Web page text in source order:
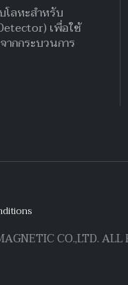
โลหะสำหรับ
เพื่อใช้
ากกระบวนการ
CO.,LTD. ALL